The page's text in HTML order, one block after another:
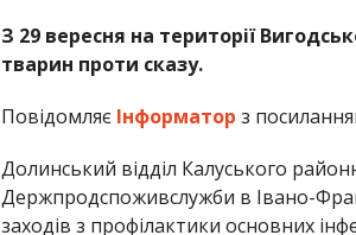
З 29 вересня на території
тварин проти сказу.
Повідомляє Інформатор з
Долинський відділ Калуського
Держпродспоживслужби в Івано-
заходів з профілактики основних